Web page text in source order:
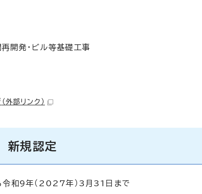
再開発・ビル等基礎工事
（外部リンク）
規認定
令和9年（2027年）3月31日まで